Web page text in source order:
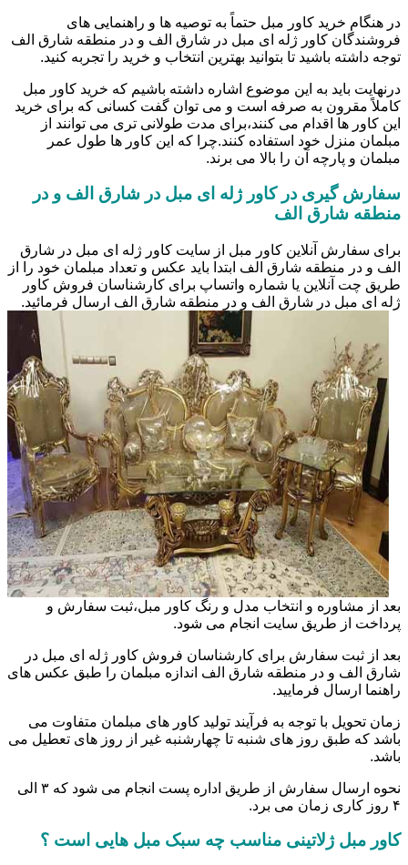
در هنگام خرید کاور مبل حتماً به توصیه ها و راهنمایی های
فروشندگان کاور ژله ای مبل در شارق الف و در منطقه شارق الف
توجه داشته باشید تا بتوانید بهترین انتخاب و خرید را تجربه کنید.
درنهایت باید به این موضوع اشاره داشته باشیم که خرید کاور مبل
کاملاً مقرون به صرفه است و می توان گفت کسانی که برای خرید
این کاور ها اقدام می کنند،برای مدت طولانی تری می توانند از
مبلمان منزل خود استفاده کنند.چرا که این کاور ها طول عمر
مبلمان و پارچه آن را بالا می برند.
سفارش گیری در کاور ژله ای مبل در شارق الف و در
منطقه شارق الف
برای سفارش آنلاین کاور مبل از سایت کاور ژله ای مبل در شارق
الف و در منطقه شارق الف ابتدا باید عکس و تعداد مبلمان خود را از
طریق چت آنلاین یا شماره واتساپ برای کارشناسان فروش کاور
ژله ای مبل در شارق الف و در منطقه شارق الف ارسال فرمائید.
بعد از مشاوره و انتخاب مدل و رنگ کاور مبل،ثبت سفارش و
پرداخت از طریق سایت انجام می شود.
بعد از ثبت سفارش برای کارشناسان فروش کاور ژله ای مبل در
شارق الف و در منطقه شارق الف اندازه مبلمان را طبق عکس های
راهنما ارسال فرمایید.
زمان تحویل با توجه به فرآیند تولید کاور های مبلمان متفاوت می
باشد که طبق روز های شنبه تا چهارشنبه غیر از روز های تعطیل می
باشد.
نحوه ارسال سفارش از طریق اداره پست انجام می شود که ۳ الی
۴ روز کاری زمان می برد.
کاور مبل ژلاتینی مناسب چه سبک مبل هایی است ؟